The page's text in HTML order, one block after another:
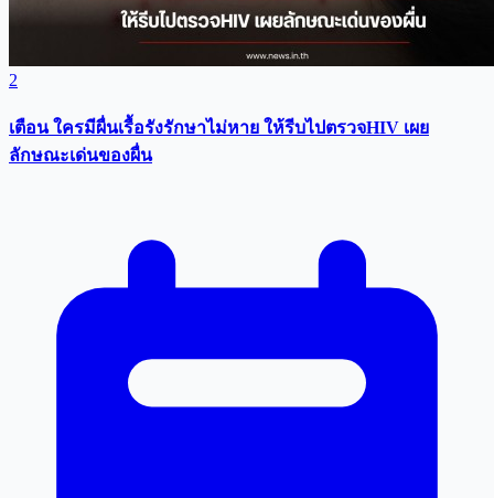
2
เตือน ใครมีผื่นเรื้อรังรักษาไม่หาย ให้รีบไปตรวจHIV เผย
ลักษณะเด่นของผื่น